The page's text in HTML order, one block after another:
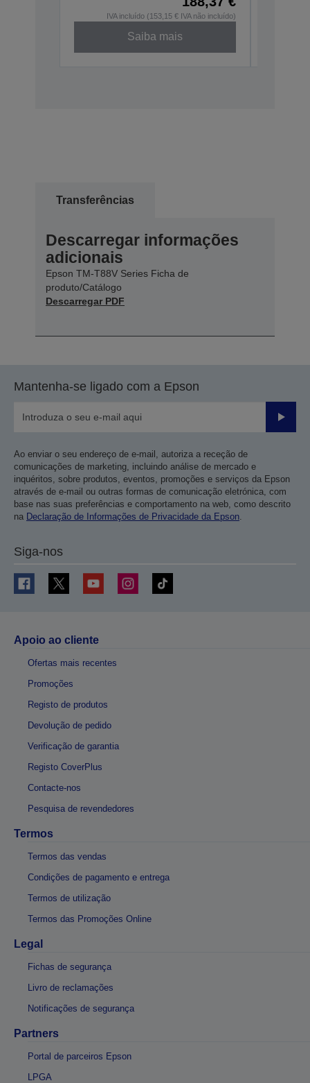
IVA incluído (153,15 € IVA não incluído)
Saiba mais
Transferências
Descarregar informações
adicionais
Epson TM-T88V Series Ficha de
produto/Catálogo
Descarregar PDF
Mantenha-se ligado com a Epson
Enviar
Ao enviar o seu endereço de e-mail, autoriza a receção de
comunicações de marketing, incluindo análise de mercado e
inquéritos, sobre produtos, eventos, promoções e serviços da Epson
através de e-mail ou outras formas de comunicação eletrónica, com
base nas suas preferências e comportamento na web, como descrito
na Declaração de Informações de Privacidade da Epson
Siga-nos
Apoio ao cliente
Ofertas mais recentes
Promoções
Registo de produtos
Devolução de pedido
Verificação de garantia
Registo CoverPlus
Contacte-nos
Pesquisa de revendedores
Termos
Termos das vendas
Condições de pagamento e entrega
Termos de utilização
Termos das Promoções Online
Legal
Fichas de segurança
Livro de reclamações
Notificações de segurança
Partners
Portal de parceiros Epson
LPGA